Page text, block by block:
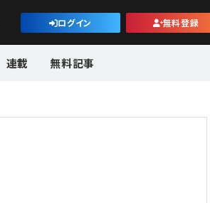
公益・一般法人オンライン
ログイン 無料登録
連載 無料記事